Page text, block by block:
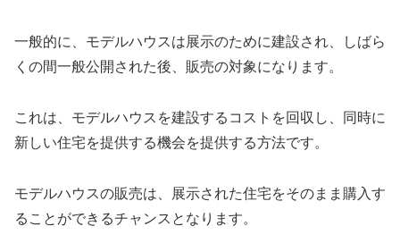
一般的に、モデルハウスは展示のために建設され、しばら
くの間一般公開された後、販売の対象になります。
これは、モデルハウスを建設するコストを回収し、同時に
新しい住宅を提供する機会を提供する方法です。
モデルハウスの販売は、展示された住宅をそのまま購入す
ることができるチャンスとなります。